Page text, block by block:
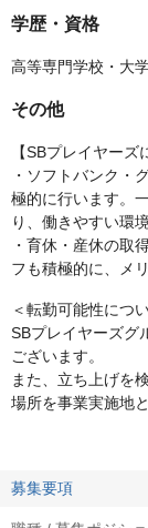
学歴・資格
高等専門学校・大
その他
【SBプレイヤーズ
・ソフトバンク・
極的に行います。
り、働きやすい環
・育休・産休の取
フも積極的に、メ
＜転勤可能性につ
SBプレイヤーズグ
ございます。
また、立ち上げを
場所を事業実施地
募集要項